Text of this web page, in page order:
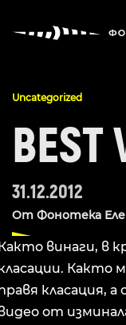
Uncategorized
BEST
31.12.2012
От Фонотека
винаги, в
Както
класация,
от